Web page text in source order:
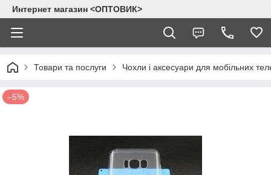
Интернет магазин <ОПТОВИК>
Товари та послуги Чохли і аксесуари для мобільних
–5%